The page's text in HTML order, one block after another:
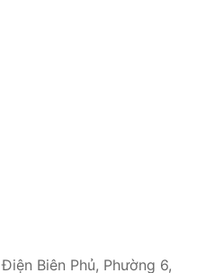
Điện Biên Phủ, Phường 6,